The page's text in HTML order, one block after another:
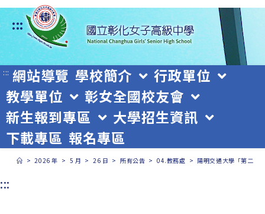
跳
轉
至
主
要
內
容
:::
::: 網站導覽 學校簡介
行政單位
教學單位
彰女全國校友會
新生報到專區
大學招生資訊
下載專區 報名專區
> 2026 年 > 5 月 > 26 日 > 所有公告 > 04.教務處 > 陽明交通大學「第二十
:::